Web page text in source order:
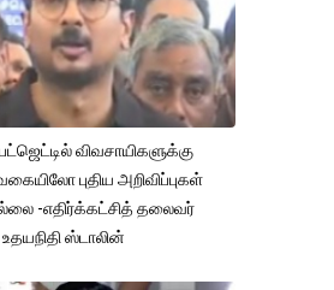
விவசாயிகளுக்கு
புதிய அறிவிப்புகள்
-எதிர்க்கட்சித் தலைவர்
உதயநிதி ஸ்டாலின்